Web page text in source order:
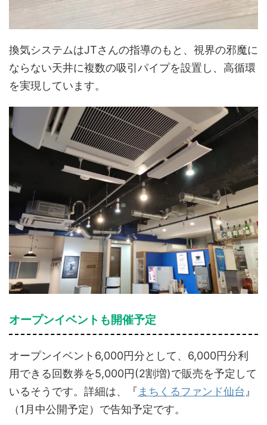
換気システムはJTさんの指導のもと、視界の邪魔に
ならない天井に複数の吸引パイプを設置し、高循環
を実現しています。
オープンイベントも開催予定
オープンイベント6,000円分として、6,000円分利
用できる回数券を5,000円(2割増)で販売を予定して
いるそうです。詳細は、『 まちくるファンド仙台 』
（1月中公開予定）で告知予定です。